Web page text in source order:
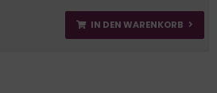
IN DEN WARENKORB